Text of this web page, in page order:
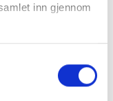
inn gjennom